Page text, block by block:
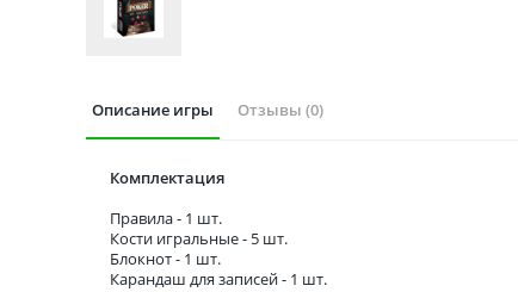
Описание игры Отзывы (0)
Комплектация
Правила - 1 шт.
Кости игральные - 5 шт.
Блокнот - 1 шт.
Карандаш для записей - 1 шт.